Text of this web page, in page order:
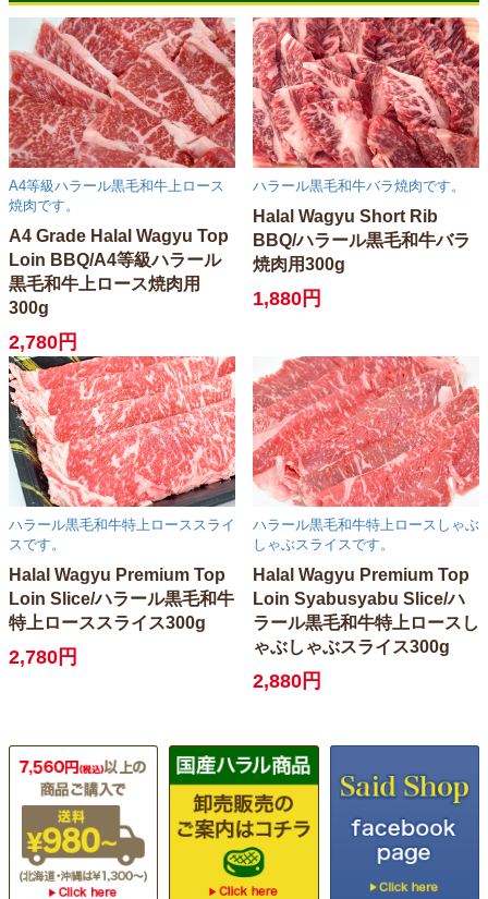
A4等級ハラール黒毛和牛上ロース
焼肉です。
A4 Grade Halal Wagyu Top
Loin BBQ/A4等級ハラール
黒毛和牛上ロース焼肉用
300g
2,780円
ハラール黒毛和牛バラ焼肉です。
Halal Wagyu Short Rib
BBQ/ハラール黒毛和牛バラ
焼肉用300g
1,880円
ハラール黒毛和牛特上ローススライ
スです。
Halal Wagyu Premium Top
Loin Slice/ハラール黒毛和牛
特上ローススライス300g
2,780円
ハラール黒毛和牛特上ロースしゃぶ
しゃぶスライスです。
Halal Wagyu Premium Top
Loin Syabusyabu Slice/ハ
ラール黒毛和牛特上ロースし
ゃぶしゃぶスライス300g
2,880円